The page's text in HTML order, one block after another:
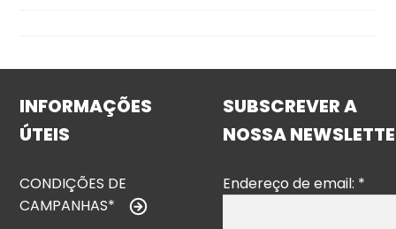
INFORMAÇÕES
ÚTEIS
CONDIÇÕES DE
CAMPANHAS*
SUBSCREVER A
NOSSA
Endereço de email: *